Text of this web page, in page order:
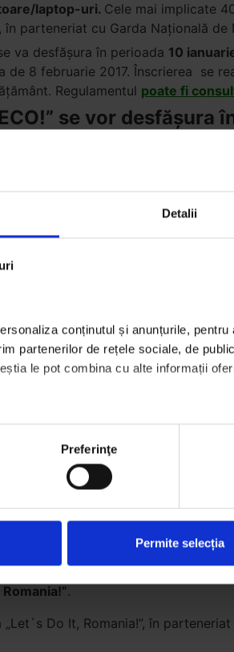
Detalii
conținutul și anunțurile,
partenerilor de rețele sociale, de
le pot combina cu alte informații
Preferinţe
Permite selecția
laptop-uri. Cele mai implicate
în parteneriat cu Garda Națională de
va desfășura în perioada 10
de 8 februarie 2017. Înscrierea se
Regulamentul poate fi
se vor desfășura
. Înscrierea se
. O unitate de învățământ
desfășoară începând cu15 ianuarie
desene etc. Aceste activități
Creațiile se trimit sub formă
denumirea elevului, a clasei și a
în funcție de creativitatea,
15 calculatoare/laptopuri și 7
în perfectă stare de funcționare.
creativitatea, originalitatea și
total de elevi din fiecare
sustenabilă pentru a diminua cat
accentul se mută pe refolosirea,
transforma într-o resursă.
Acesta este scopul principal
de Mediu este lăudabilă
că, pe lângă protejarea
.
„Let`s Do It, Romania!”, în